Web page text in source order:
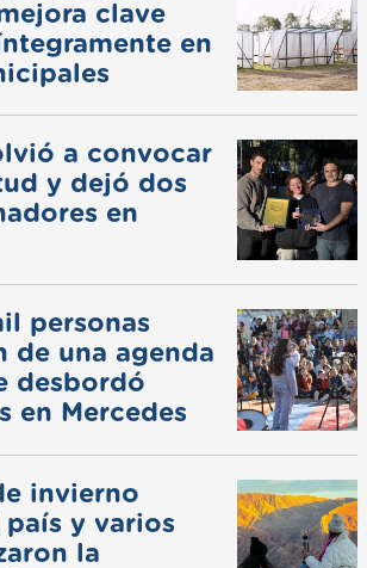
clave
en
a convocar
y dejó dos
en
personas
de una agenda
desbordó
en Mercedes
invierno
y varios
la